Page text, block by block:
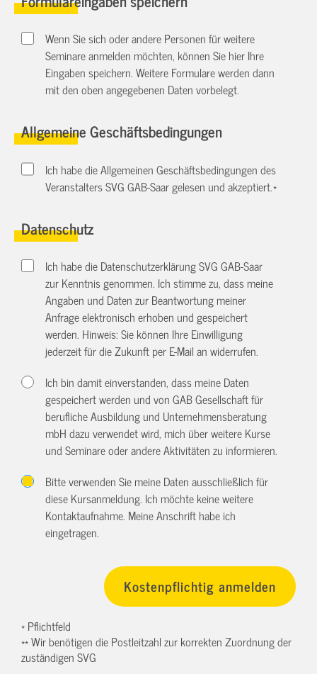
Wenn Sie sich oder andere Personen für weitere
Seminare anmelden möchten, können Sie hier Ihre
Eingaben speichern. Weitere Formulare werden dann
mit den oben angegebenen Daten vorbelegt.
Allgemeine Geschäftsbedingungen
Ich habe die Allgemeinen Geschäftsbedingungen des
Veranstalters SVG GAB-Saar gelesen und akzeptiert.*
Datenschutz
Ich habe die Datenschutzerklärung SVG GAB-Saar
zur Kenntnis genommen. Ich stimme zu, dass meine
Angaben und Daten zur Beantwortung meiner
Anfrage elektronisch erhoben und gespeichert
werden. Hinweis: Sie können Ihre Einwilligung
jederzeit für die Zukunft per E-Mail anwiderrufen.
Ich bin damit einverstanden, dass meine Daten
gespeichert werden und von GAB Gesellschaft für
berufliche Ausbildung und Unternehmensberatung
mbH dazu verwendet wird, mich über weitere Kurse
und Seminare oder andere Aktivitäten zu informieren.
Bitte verwenden Sie meine Daten ausschließlich für
diese Kursanmeldung. Ich möchte keine weitere
Kontaktaufnahme. Meine Anschrift habe ich
eingetragen.
* Pflichtfeld
** Wir benötigen die Postleitzahl zur korrekten Zuordnung der
zuständigen SVG